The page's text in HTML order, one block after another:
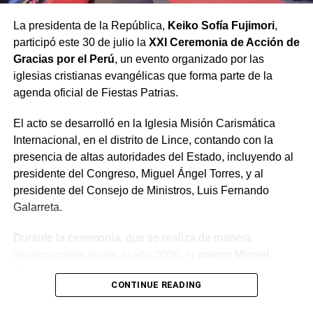
anhelada reconciliación en un país «herido y dividido»,
es imperativo realizar dos renuncias:
Renunciar a la
calificó como el «virus
del poder», yrenunciar
a la «acusación
crónica», considerada
Concluyó señalando que un gobierno que actúe con
La presidenta de la República, Keiko Sofía Fujimori,
participó este 30 de julio la XXI Ceremonia de Acción de
Gracias por el Perú, un evento organizado por las
iglesias cristianas evangélicas que forma parte de la
agenda oficial de Fiestas Patrias.
El acto se desarrolló en la Iglesia Misión Carismática
Internacional, en el distrito de Lince, contando con la
presencia de altas autoridades del Estado, incluyendo al
presidente del Congreso, Miguel Ángel Torres, y al
presidente del Consejo de Ministros, Luis Fernando
Galarreta.
Durante la ceremonia, que se realiza de manera
Bardalesofreció un mensaje central enfocado en los
desafíos éticos del nuevo gobierno.
CONTINUE READING